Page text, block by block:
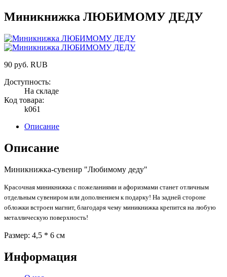
Миникнижка ЛЮБИМОМУ ДЕДУ
90 руб. RUB
Доступность:
На складе
Код товара:
k061
Описание
Описание
Миникнижка-сувенир "Любимому деду"
Красочная миникнижка с пожеланиями и афоризмами станет отличным
отдельным сувениром или дополнением к подарку! На задней стороне
обложки встроен магнит, благодаря чему миникнижка крепится на любую
металлическую поверхность!
Размер: 4,5 * 6 см
Информация